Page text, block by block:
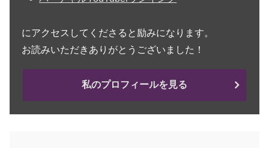
にアクセスしてくださると励みになります。
お読みいただきありがとうございました！
私のプロフィールを見る